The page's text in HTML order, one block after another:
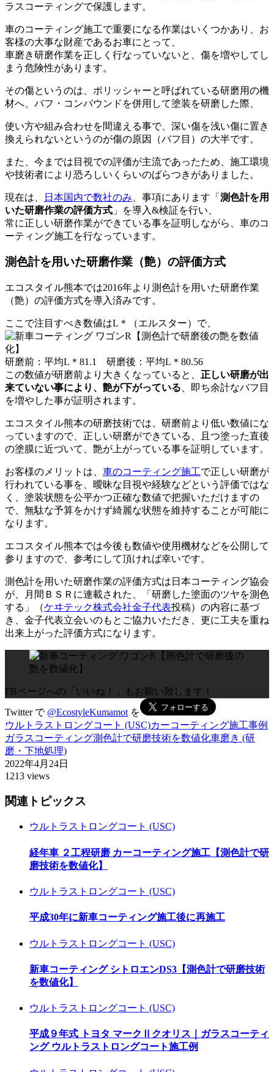
ラスコーティングで保護します。
車のコーティング施工で重要になる作業はいくつかあり、お
客様の大事な財産であるお車にとって、
車磨き研磨作業を正しく行なっていないと、傷を増やしてし
まう危険性があります。
その傷というのは、ポリッシャーと呼ばれている研磨用の機
材へ、バフ・コンパウンドを併用して塗装を研磨した際、
使い方や組み合わせを間違える事で、深い傷を浅い傷に置き
換えられないというのが傷の原因（バフ目）の大半です。
また、今までは目視での評価が主流であったため、施工環境
や技術者により恐ろしいくらいのばらつきがありました。
現在は、 日本国内で数社のみ 、事項にあります「 測色計を用
いた研磨作業の評価方式 」を導入&検証を行い、
常に正しい研磨作業ができている事を証明しながら、車のコ
ーティング施工を行なっています。
測色計を用いた研磨作業（艶）の評価方式
エコスタイル熊本では2016年より測色計を用いた研磨作業
（艶）の評価方式を導入済みです。
ここで注目すべき数値はL＊ （エルスター）で、
研磨前 ： 平均L＊81.1 研磨後 ： 平均L＊80.56
この数値が研磨前より大きくなっていると、 正しい研磨が出
来ていない事により、艶が下がっている 、即ち余計なバフ目
を増やした事が証明 されます。
エコスタイル熊本の研磨技術では、研磨前より低い数値にな
っていますので、正しい研磨ができている、且つ塗った直後
の塗膜に近づいて、艶が上がっている事を証明しています。
お客様のメリットは、 車のコーティング施工で正しい研磨が
行われている事を、曖昧な目視や経験などという評価ではな
く、塗装状態を公平かつ正確な数値で把握いただけますの
で、無駄な予算をかけず綺麗な状態を維持することが可能に
なります。
エコスタイル熊本では今後も数値や使用機材などを公開して
参りますので、参考にして頂ければ幸いです。
測色計を用いた研磨作業の評価方式は日本コーティング協会
が、月間ＢＳＲに連載された、「研磨した塗面のツヤを測色
する」（ケヰテック株式会社金子代表投稿）の内容に基づ
き、金子代表立会いのもとご協力いただき、更に工夫を重ね
出来上がった評価方式になります。
FBページへの「いいね！」もお願い致します！
Twitter で @EcostyleKumamot を
ウルトラストロングコート (USC)カーコーティング施工事例
ガラスコーティング測色計で研磨技術を数値化車磨き (研
磨・下地処理)
2022年4月24日
1213 views
関連トピックス
ウルトラストロングコート (USC)
経年車 ２工程研磨 カーコーティング施工【測色計で研
磨技術を数値化】
ウルトラストロングコート (USC)
平成30年に新車コーティング施工後に再施工
ウルトラストロングコート (USC)
新車コーティング シトロエンDS3【測色計で研磨技術
を数値化】
ウルトラストロングコート (USC)
平成９年式 トヨタ マークⅡクオリス｜ガラスコーティ
ング ウルトラストロングコート施工例